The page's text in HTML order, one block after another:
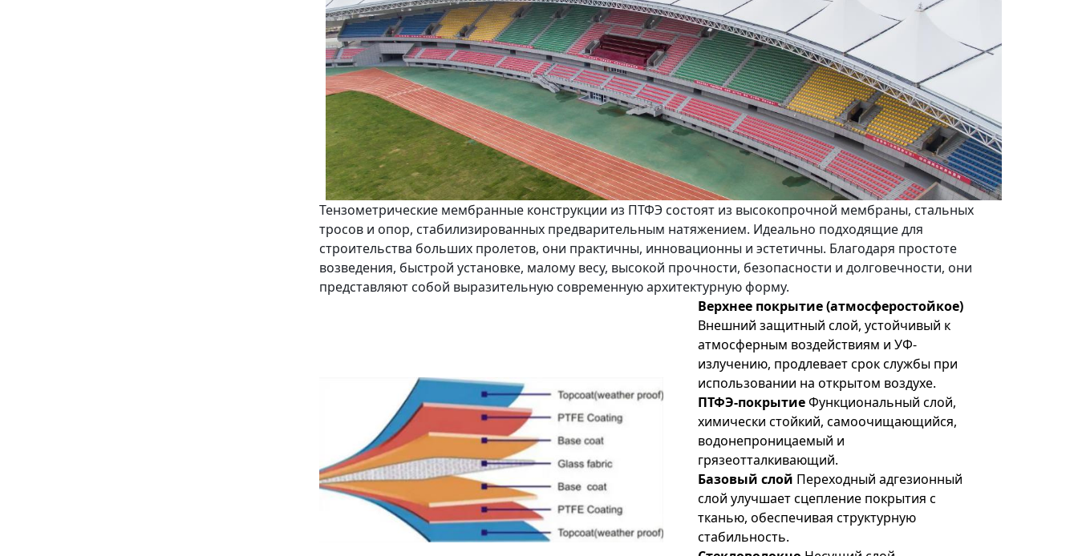
Тензометрические мембранные конструкции из ПТФЭ состоят из высокопрочной мембраны, стальных
тросов и опор, стабилизированных предварительным натяжением. Идеально подходящие для
строительства больших пролетов, они практичны, инновационны и эстетичны. Благодаря простоте
возведения, быстрой установке, малому весу, высокой прочности, безопасности и долговечности, они
представляют собой выразительную современную архитектурную форму.
Верхнее покрытие (атмосферостойкое)
Внешний защитный слой, устойчивый к
атмосферным воздействиям и УФ-
излучению, продлевает срок службы при
использовании на открытом воздухе.
ПТФЭ-покрытиеФункциональный слой,
химически стойкий, самоочищающийся,
водонепроницаемый и
грязеотталкивающий.
Базовый слой Переходный адгезионный
слой улучшает сцепление покрытия с
тканью, обеспечивая структурную
стабильность.